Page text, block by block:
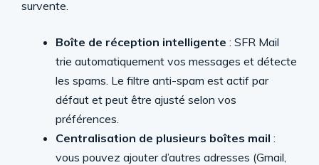
survente.
Boîte de réception intelligente : SFR Mail
trie automatiquement vos messages et détecte
les spams. Le filtre anti-spam est actif par
défaut et peut être ajusté selon vos
préférences.
Centralisation de plusieurs boîtes mail :
vous pouvez ajouter d’autres adresses (Gmail,